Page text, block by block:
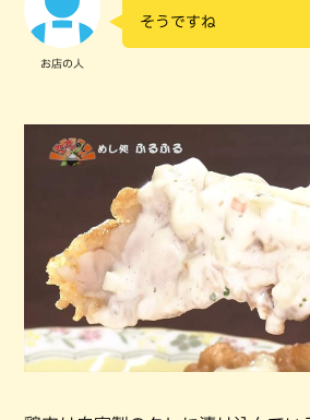
お店の人
そうですね